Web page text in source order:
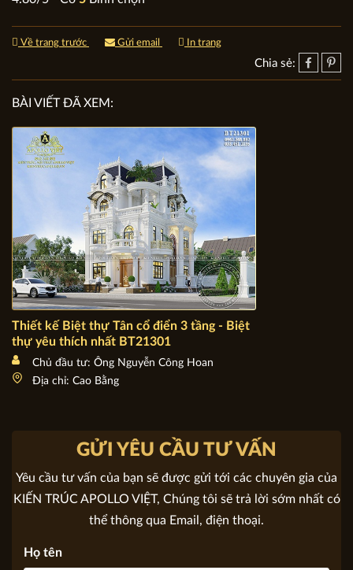
Về trang trước Gửi email In trang
Chia sẻ:
BÀI VIẾT ĐÃ XEM:
Thiết kế Biệt thự Tân cổ điển 3 tầng - Biệt thự yêu thích
Địa chỉ: Cao Bằng
GỬI YÊU CẦU TƯ VẤN
KIẾN TRÚC APOLLO VIỆT, Chúng tôi sẽ trả lời sớm nhất có